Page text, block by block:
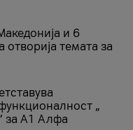
и 6
отворија темата за
„
за А1 Алфа